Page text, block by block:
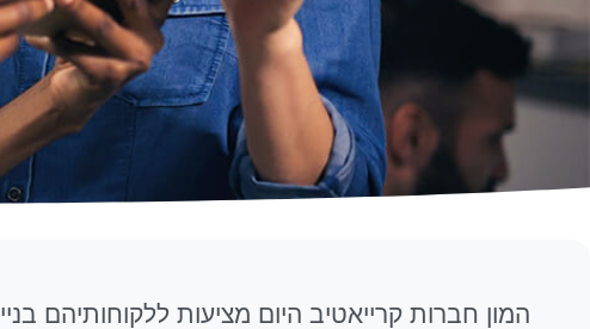
המון חברות קרייאטיב היום מציעות ללקוחותיהם